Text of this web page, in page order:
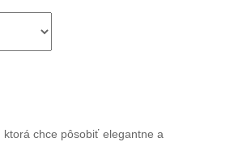
chce pôsobiť elegantne a